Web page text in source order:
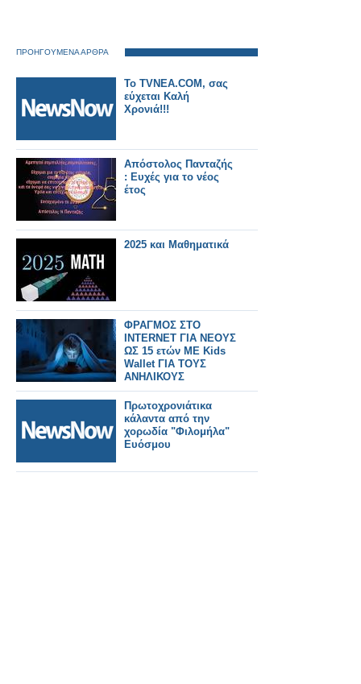
ΠΡΟΗΓΟΥΜΕΝΑ ΑΡΘΡΑ
Το TVNEA.COM, σας
εύχεται Καλή
Χρονιά!!!
Απόστολος Πανταζής
: Ευχές για το νέος
έτος
2025 και Μαθηματικά
ΦΡΑΓΜΟΣ ΣΤΟ
INTERNET ΓΙΑ ΝΕΟΥΣ
ΩΣ 15 ετών ΜΕ Kids
Wallet ΓΙΑ ΤΟΥΣ
ΑΝΗΛΙΚΟΥΣ
Πρωτοχρονιάτικα
κάλαντα από την
χορωδία "Φιλομήλα"
Ευόσμου